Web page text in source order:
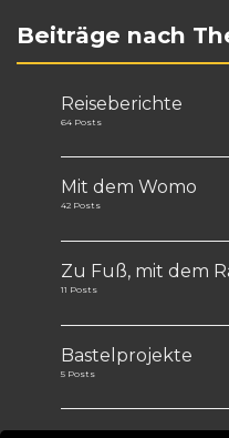
Beiträge nach
Reiseberichte
64 Posts
Mit dem Womo
42 Posts
Zu Fuß, mit dem
11 Posts
Bastelprojekte
5 Posts